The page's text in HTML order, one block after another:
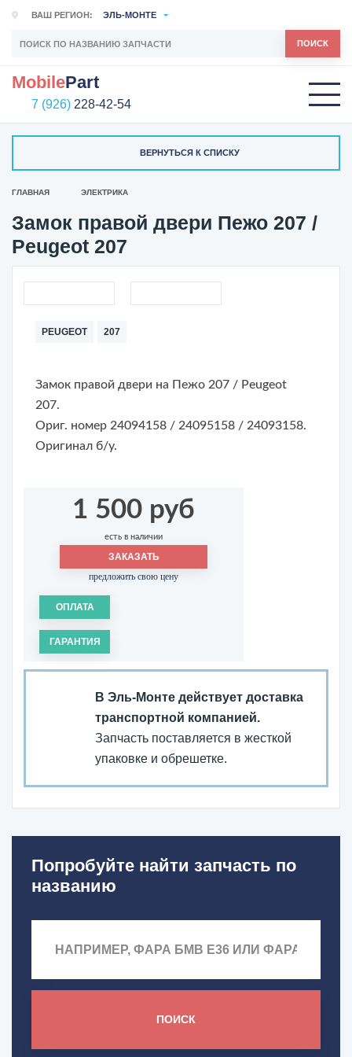
ВАШ РЕГИОН: ЭЛЬ-МОНТЕ
ПОИСК
MobilePart
7 (926) 228-42-54
ВЕРНУТЬСЯ К СПИСКУ
ГЛАВНАЯ ЭЛЕКТРИКА
Замок правой двери Пежо 207 /
Peugeot 207
PEUGEOT 207
Замок правой двери на Пежо 207 / Peugeot
207.
Ориг. номер 24094158 / 24095158 / 24093158.
Оригинал б/у.
1 500 руб
есть в наличии
ЗАКАЗАТЬ
предложить свою цену
ОПЛАТА
ГАРАНТИЯ
В Эль-Монте действует доставка
транспортной компанией.
Запчасть поставляется в жесткой
упаковке и обрешетке.
Попробуйте найти запчасть по
названию
ПОИСК